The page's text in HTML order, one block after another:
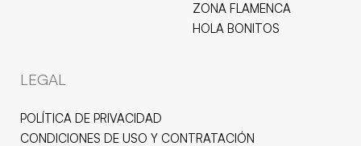
ZONA FLAMENCA
HOLA BONITOS
LEGAL
POLÍTICA DE PRIVACIDAD
CONDICIONES DE USO Y CONTRATACIÓN